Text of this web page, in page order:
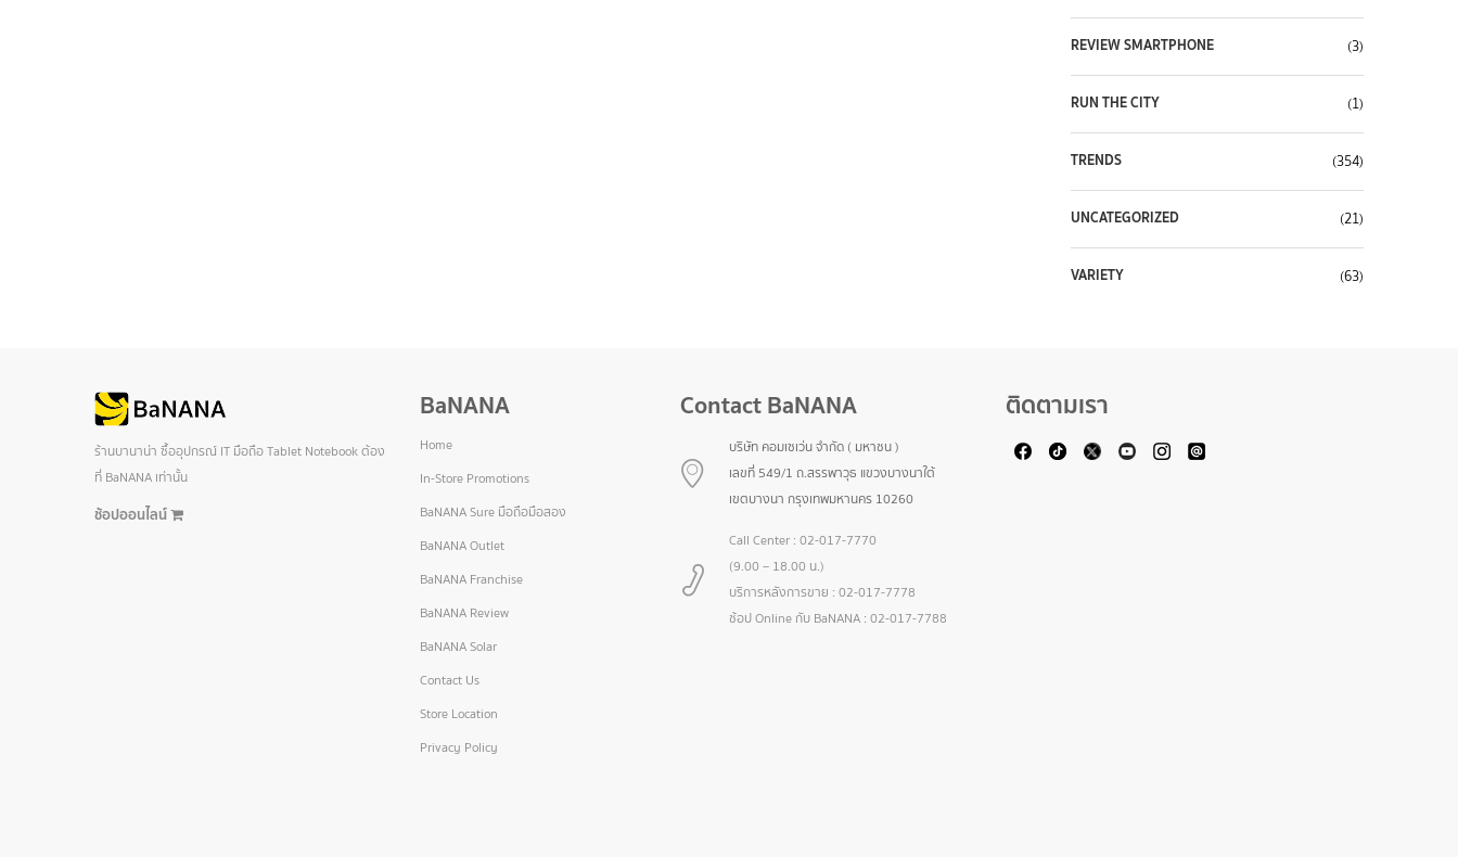
REVIEW SMARTPHONE (3)
RUN THE CITY (1)
TRENDS (354)
UNCATEGORIZED (21)
VARIETY (63)
ร้านบานาน่า ซื้ออุปกรณ์ IT มือถือ Tablet Notebook ต้อง
ที่ BaNANA เท่านั้น
ช้อปออนไลน์
BaNANA
Home
In-Store Promotions
BaNANA Sure มือถือมือสอง
BaNANA Outlet
BaNANA Franchise
BaNANA Review
BaNANA Solar
Contact Us
Store Location
Privacy Policy
Contact BaNANA
บริษัท คอมเซเว่น จำกัด ( มหาชน )
เลขที่ 549/1 ถ.สรรพาวุธ แขวงบางนาใต้
เขตบางนา กรุงเทพมหานคร 10260
Call Center : 02-017-7770
(9.00 – 18.00 น.)
บริการหลังการขาย : 02-017-7778
ช้อป Online กับ BaNANA : 02-017-7788
ติดตามเรา